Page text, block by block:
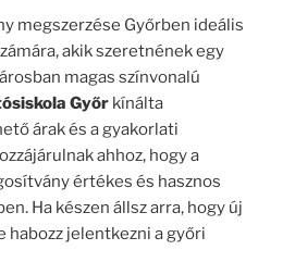
megszerzése Győrben ideális
akik szeretnének egy
magas színvonalú
Győr kínálta
árak és a gyakorlati
ahhoz, hogy a
értékes és hasznos
Ha készen állsz arra, hogy új
habozz jelentkezni a győri